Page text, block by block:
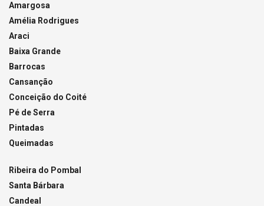
Amargosa
Amélia Rodrigues
Araci
Baixa Grande
Barrocas
Cansanção
Conceição do Coité
Pé de Serra
Pintadas
Queimadas
Ribeira do Pombal
Santa Bárbara
Candeal